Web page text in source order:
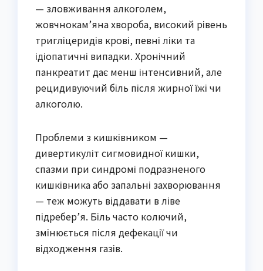
— зловживання алкоголем,
жовчнокам’яна хвороба, високий рівень
тригліцеридів крові, певні ліки та
ідіопатичні випадки. Хронічний
панкреатит дає менш інтенсивний, але
рецидивуючий біль після жирної їжі чи
алкоголю.
Проблеми з кишківником —
дивертикуліт сигмовидної кишки,
спазми при синдромі подразненого
кишківника або запальні захворювання
— теж можуть віддавати в ліве
підребер’я. Біль часто колючий,
змінюється після дефекації чи
відходження газів.